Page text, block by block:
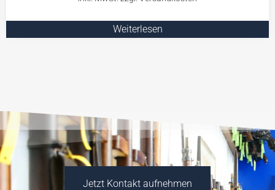
Weiterlesen
Jetzt Kontakt aufnehmen